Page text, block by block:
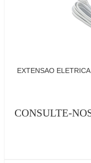
EXTENSAO
CONSULTE-